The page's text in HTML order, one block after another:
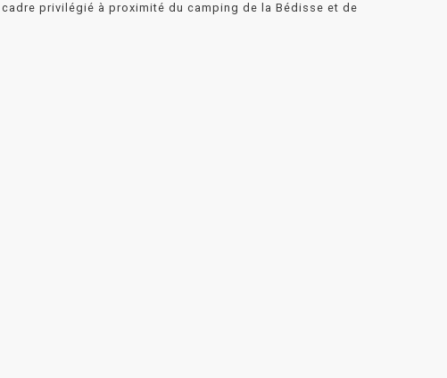
privilégié à proximité du camping de la Bédisse et de